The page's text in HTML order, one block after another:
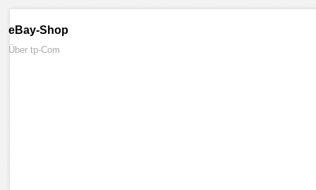
eBay-Shop
Über tp-Com